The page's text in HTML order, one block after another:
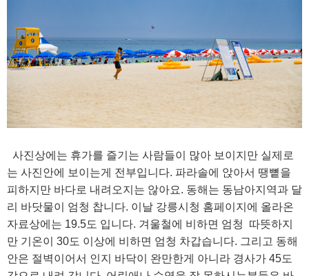
사진상에는 휴가를 즐기는 사람들이 많아 보이지만 실제로
는 사진안에 보이는게 전부입니다. 파라솔에 앉아서 땡뼡을
피하지만 바다로 내려오지는 않아요. 동해는 동남아지역과 달
리 바닷물이 엄청 찹니다. 이날 강릉시청 홈페이지에 올라온
자료상에는 19.5도 입니다. 겨울철에 비하면 엄청 따뜻하지
만 기온이 30도 이상에 비하면 엄청 차갑습니다. 그리고 동해
안은 절벽이어서 인지 바닥이 완만한게 아니라 경사가 45도